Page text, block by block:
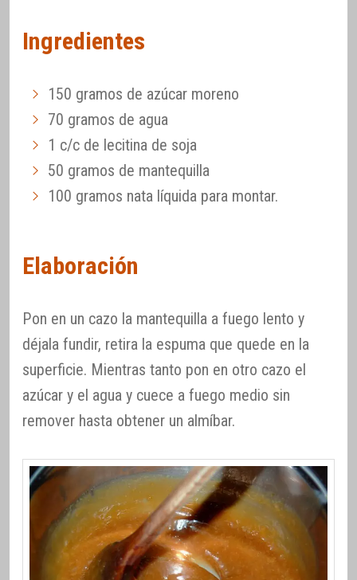
Ingredientes
150 gramos de azúcar moreno
70 gramos de agua
1 c/c de lecitina de soja
50 gramos de mantequilla
100 gramos nata líquida para montar.
Elaboración
Pon en un cazo la mantequilla a fuego lento y
déjala fundir, retira la espuma que quede en la
superficie. Mientras tanto pon en otro cazo el
azúcar y el agua y cuece a fuego medio sin
remover hasta obtener un almíbar.